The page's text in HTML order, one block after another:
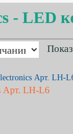
- LED
Арт. LH-L6